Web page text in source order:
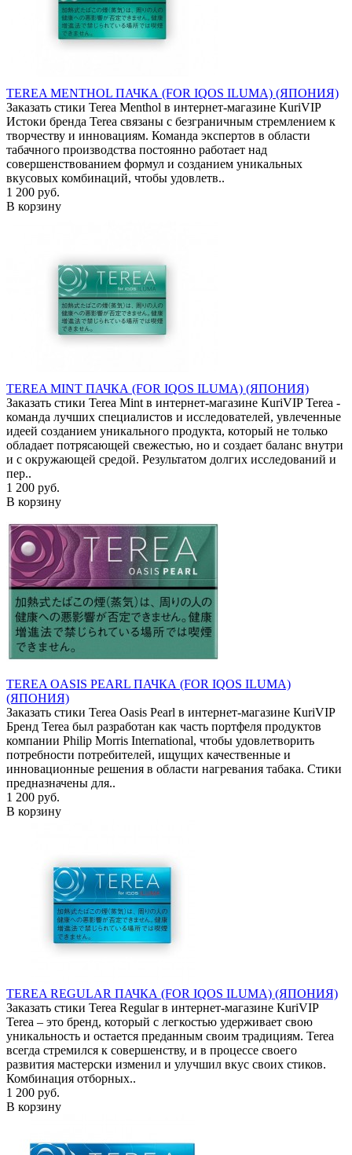
TEREA MENTHOL ПАЧКА (FOR IQOS ILUMA) (ЯПОНИЯ)
Заказать стики Terea Menthol в интернет-магазине КuriVIP
Истоки бренда Terea связаны с безграничным стремлением к
творчеству и инновациям. Команда экспертов в области
табачного производства постоянно работает над
совершенствованием формул и созданием уникальных
вкусовых комбинаций, чтобы удовлетв..
1 200 руб.
В корзину
TEREA MINT ПАЧКА (FOR IQOS ILUMA) (ЯПОНИЯ)
Заказать стики Terea Mint в интернет-магазине КuriVIP Terea -
команда лучших специалистов и исследователей, увлеченные
идеей созданием уникального продукта, который не только
обладает потрясающей свежестью, но и создает баланс внутри
и с окружающей средой. Результатом долгих исследований и
пер..
1 200 руб.
В корзину
TEREA OASIS PEARL ПАЧКА (FOR IQOS ILUMA)
(ЯПОНИЯ)
Заказать стики Terea Oasis Pearl в интернет-магазине КuriVIP
Бренд Terea был разработан как часть портфеля продуктов
компании Philip Morris International, чтобы удовлетворить
потребности потребителей, ищущих качественные и
инновационные решения в области нагревания табака. Стики
предназначены для..
1 200 руб.
В корзину
TEREA REGULAR ПАЧКА (FOR IQOS ILUMA) (ЯПОНИЯ)
Заказать стики Terea Regular в интернет-магазине КuriVIP
Terea – это бренд, который с легкостью удерживает свою
уникальность и остается преданным своим традициям. Terea
всегда стремился к совершенству, и в процессе своего
развития мастерски изменил и улучшил вкус своих стиков.
Комбинация отборных..
1 200 руб.
В корзину